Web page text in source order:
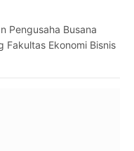
Pengusaha Busana
Fakultas Ekonomi Bisnis